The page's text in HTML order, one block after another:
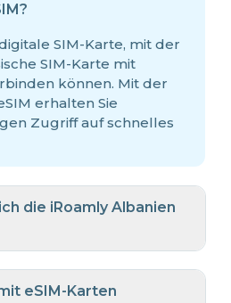
SIM-Karte, mit der
SIM-Karte mit
können. Mit der
erhalten Sie
Zugriff auf schnelles
die iRoamly Albanien
eSIM-Karten